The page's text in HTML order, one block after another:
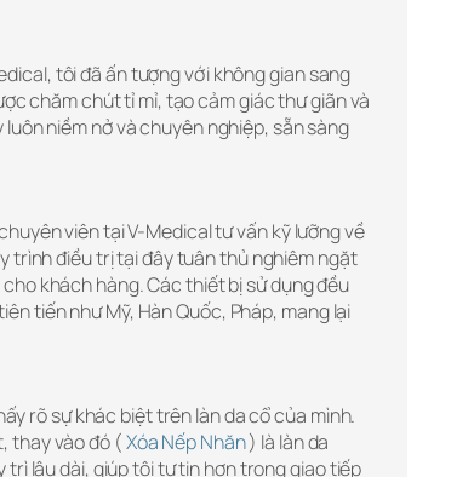
tôi đã ấn tượng với không gian sang
chăm chút tỉ mỉ, tạo cảm giác thư giãn và
niềm nở và chuyên nghiệp, sẵn sàng
viên tại V-Medical tư vấn kỹ lưỡng về
trình điều trị tại đây tuân thủ nghiêm ngặt
khách hàng. Các thiết bị sử dụng đều
tiến như Mỹ, Hàn Quốc, Pháp, mang lại
rõ sự khác biệt trên làn da cổ của mình.
thay vào đó (Xóa Nếp Nhăn) là làn da
lâu dài, giúp tôi tự tin hơn trong giao tiếp